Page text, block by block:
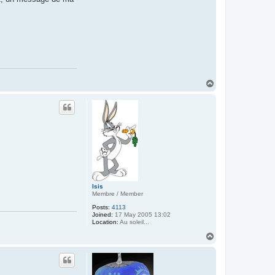
Isis
Membre / Member
Posts: 4113
Joined: 17 May 2005 13:02
Location: Au soleil...